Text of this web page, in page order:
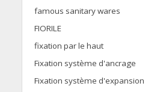
famous sanitary wares
FIORILE
fixation par le haut
Fixation système d'ancrage
Fixation système d'expansion